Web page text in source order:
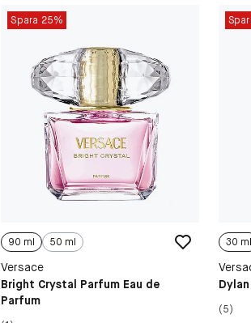
Spara 25%
90 ml 50 ml
Versace
Bright Crystal Parfum Eau de
Parfum
30 ml
(5)